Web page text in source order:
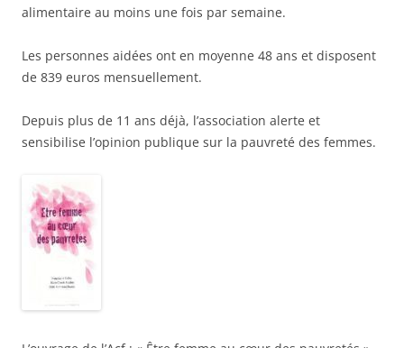
alimentaire au moins une fois par semaine.
Les personnes aidées ont en moyenne 48 ans et disposent
de 839 euros mensuellement.
Depuis plus de 11 ans déjà, l’association alerte et
sensibilise l’opinion publique sur la pauvreté des femmes.